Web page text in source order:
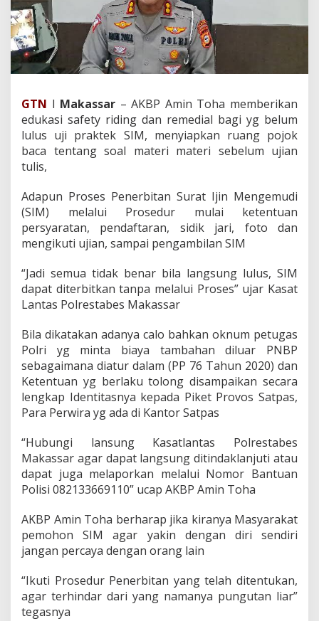
f
"
S
”
U
n
p
A
K
m
n
o
a
GTN I Makassar – AKBP Amin Toha memberikan
edukasi safety riding dan remedial bagi yg belum
lulus uji praktek SIM, menyiapkan ruang pojok
baca tentang soal materi materi sebelum ujian
tulis,
Adapun Proses Penerbitan Surat Ijin Mengemudi
(SIM) melalui Prosedur mulai ketentuan
persyaratan, pendaftaran, sidik jari, foto dan
mengikuti ujian, sampai pengambilan SIM
“Jadi semua tidak benar bila langsung lulus, SIM
dapat diterbitkan tanpa melalui Proses” ujar Kasat
Lantas Polrestabes Makassar
Bila dikatakan adanya calo bahkan oknum petugas
Polri yg minta biaya tambahan diluar PNBP
sebagaimana diatur dalam (PP 76 Tahun 2020) dan
Ketentuan yg berlaku tolong disampaikan secara
lengkap Identitasnya kepada Piket Provos Satpas,
Para Perwira yg ada di Kantor Satpas
“Hubungi lansung Kasatlantas Polrestabes
Makassar agar dapat langsung ditindaklanjuti atau
dapat juga melaporkan melalui Nomor Bantuan
Polisi 082133669110” ucap AKBP Amin Toha
AKBP Amin Toha berharap jika kiranya Masyarakat
pemohon SIM agar yakin dengan diri sendiri
jangan percaya dengan orang lain
“Ikuti Prosedur Penerbitan yang telah ditentukan,
agar terhindar dari yang namanya pungutan liar”
tegasnya